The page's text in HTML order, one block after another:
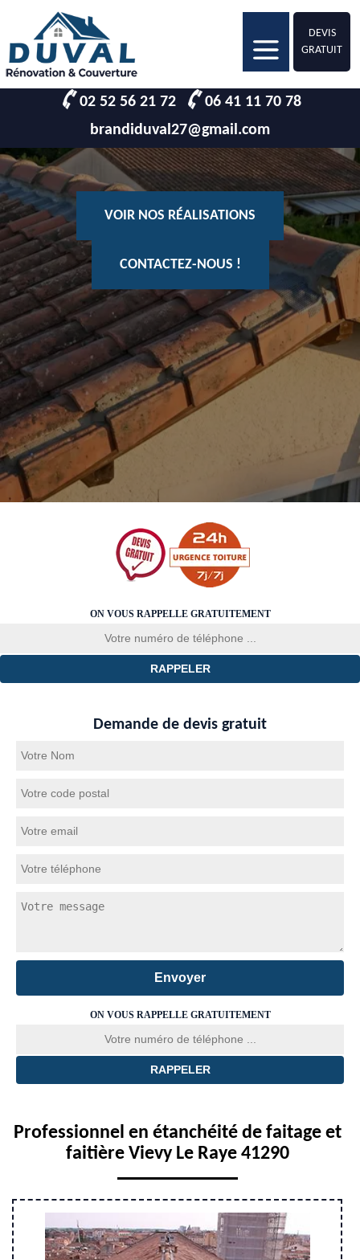
DEVIS
GRATUIT
02 52 56 21 72
06 41 11 70 78
brandiduval27@gmail.com
VOIR NOS RÉALISATIONS
CONTACTEZ-NOUS !
ON VOUS RAPPELLE GRATUITEMENT
Demande de devis gratuit
ON VOUS RAPPELLE GRATUITEMENT
Professionnel en étanchéité de faitage et
faitière Vievy Le Raye 41290